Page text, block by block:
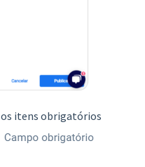
itens obrigatórios